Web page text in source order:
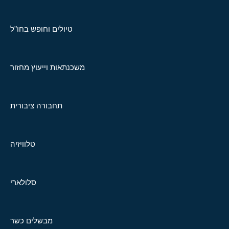
טיולים וחופש בחו"ל
משכנתאות וייעוץ מחזור
תחבורה ציבורית
טלוויזיה
סלולארי
מבשלים כשר